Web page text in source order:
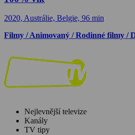
2020, Austrálie, Belgie, 96 min
Filmy / Animovaný / Rodinné filmy /
Nejlevnější televize
Kanály
TV tipy